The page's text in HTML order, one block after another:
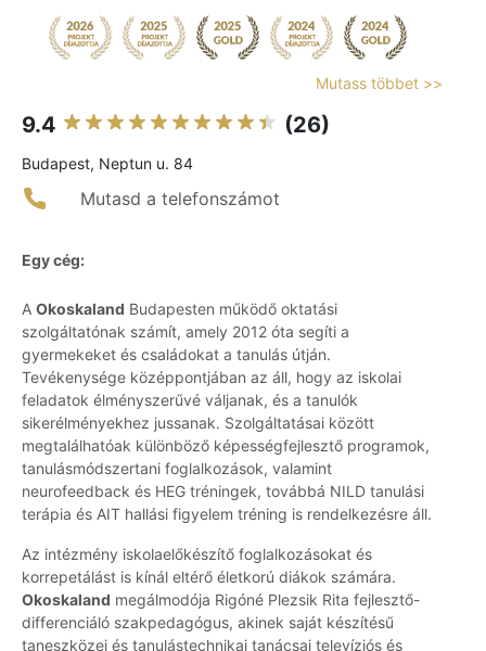
Mutass többet >>
9.4 (26)
Budapest, Neptun u. 84
Mutasd a telefonszámot
Egy cég:
A Okoskaland Budapesten működő oktatási
szolgáltatónak számít, amely 2012 óta segíti a
gyermekeket és családokat a tanulás útján.
Tevékenysége középpontjában az áll, hogy az iskolai
feladatok élményszerűvé váljanak, és a tanulók
sikerélményekhez jussanak. Szolgáltatásai között
megtalálhatóak különböző képességfejlesztő programok,
tanulásmódszertani foglalkozások, valamint
neurofeedback és HEG tréningek, továbbá NILD tanulási
terápia és AIT hallási figyelem tréning is rendelkezésre áll.
Az intézmény iskolaelőkészítő foglalkozásokat és
korrepetálást is kínál eltérő életkorú diákok számára.
Okoskaland megálmodója Rigóné Plezsik Rita fejlesztő-
differenciáló szakpedagógus, akinek saját készítésű
taneszközei és tanulástechnikai tanácsai televíziós és